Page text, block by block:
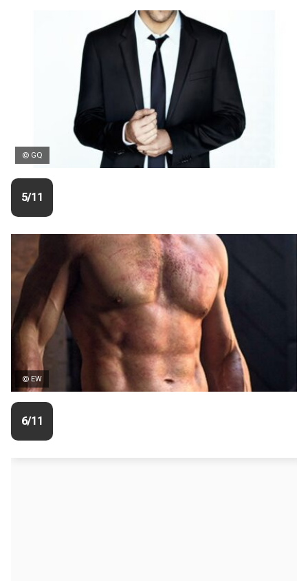
© GQ
5/11
© EW
6/11